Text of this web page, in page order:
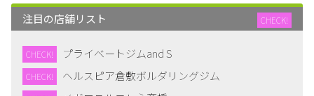
注目の店舗リスト CHECK!
CHECK! プライベートジムand S
CHECK! ヘルスピア倉敷ボルダリングジム